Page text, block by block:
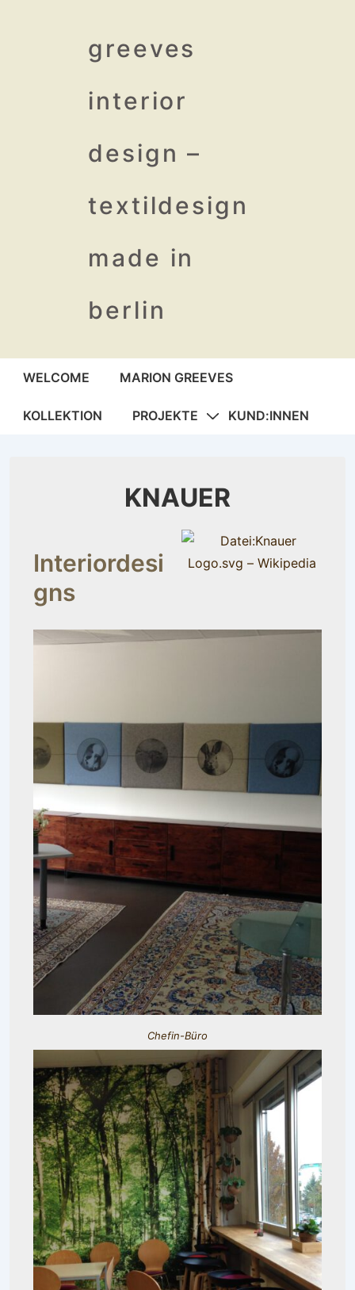
greeves
interior
design –
textildesign
made in
berlin
Hauptnavigation
WELCOME MARION GREEVES
KOLLEKTION PROJEKTE KUND:INNEN
KNAUER
Interiordesi
gns
Chefin-Büro